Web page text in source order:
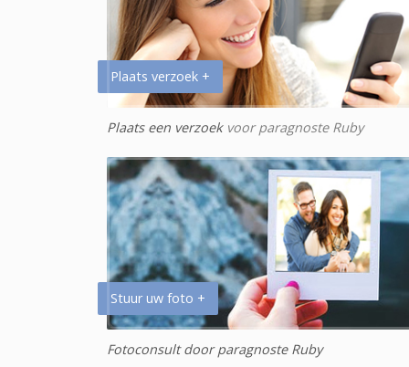
Plaats verzoek +
Plaats een verzoekvoor paragnoste Ruby
Stuur uw foto +
Fotoconsult door paragnoste Ruby